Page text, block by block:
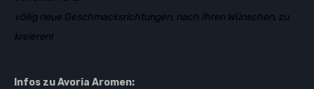
völlig neue Geschmacksrichtungen, nach Ihren Wünschen, zu
kreieren!
Infos zu Avoria Aromen: